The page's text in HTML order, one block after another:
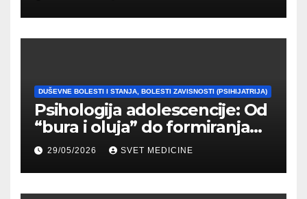
prilagođavanja
DUŠEVNE BOLESTI I STANJA, BOLESTI ZAVISNOSTI (PSIHIJATRIJA)
Psihologija adolescencije: Od
“bura i oluja” do formiranja
stabilnog identiteta
29/05/2026 SVET MEDICINE